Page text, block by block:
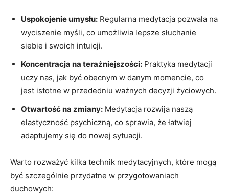
Uspokojenie umysłu: Regularna⁢ medytacja pozwala na
wyciszenie myśli, co umożliwia lepsze słuchanie
siebie i ‍swoich intuicji.
Koncentracja na teraźniejszości: Praktyka medytacji
uczy nas, jak być obecnym w danym momencie, co
jest istotne ‍w przededniu‍ ważnych decyzji życiowych.
Otwartość na zmiany: Medytacja ‌rozwija naszą
elastyczność psychiczną, co⁣ sprawia, że łatwiej
adaptujemy się do nowej sytuacji.
Warto rozważyć kilka technik medytacyjnych, które mogą
być szczególnie przydatne w przygotowaniach
duchowych: